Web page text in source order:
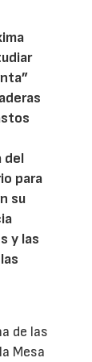
del
para
su
y las
de las
Mesa